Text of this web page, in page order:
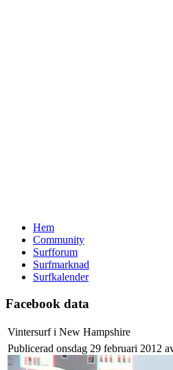
Hem
Community
Surfforum
Surfmarknad
Surfkalender
Facebook data
Vintersurf i New Hampshire
Publicerad onsdag 29 februari 2012